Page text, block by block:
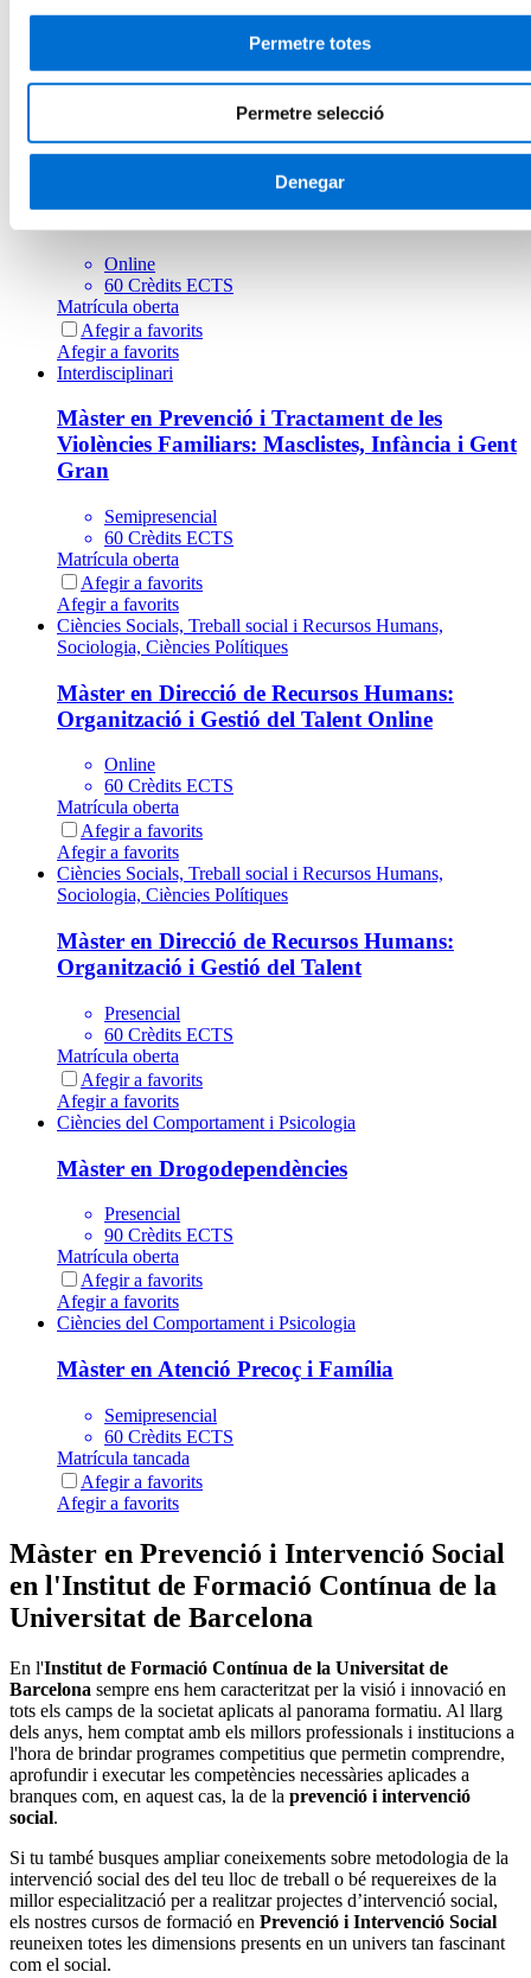
Permetre totes
Permetre selecció
Denegar
Persona i Societat
90 Crèdits ECTS
Afegir a favorits
Màster en Teràpia Familiar Socioeducativa
Online
60 Crèdits ECTS
Matrícula oberta
Afegir a favorits
Afegir a favorits
Interdisciplinari
Màster en Prevenció i Tractament de les
Violències Familiars: Masclistes, Infància i Gent
Gran
Semipresencial
60 Crèdits ECTS
Matrícula oberta
Afegir a favorits
Afegir a favorits
Ciències Socials, Treball social i Recursos Humans,
Sociologia, Ciències Polítiques
Màster en Direcció de Recursos Humans:
Organització i Gestió del Talent Online
Online
60 Crèdits ECTS
Matrícula oberta
Afegir a favorits
Afegir a favorits
Ciències Socials, Treball social i Recursos Humans,
Sociologia, Ciències Polítiques
Màster en Direcció de Recursos Humans:
Organització i Gestió del Talent
Presencial
60 Crèdits ECTS
Matrícula oberta
Afegir a favorits
Afegir a favorits
Ciències del Comportament i Psicologia
Màster en Drogodependències
Presencial
90 Crèdits ECTS
Matrícula oberta
Afegir a favorits
Afegir a favorits
Ciències del Comportament i Psicologia
Màster en Atenció Precoç i Família
Semipresencial
60 Crèdits ECTS
Matrícula tancada
Afegir a favorits
Afegir a favorits
Màster en Prevenció i Intervenció Social
en l'Institut de Formació Contínua de la
Universitat de Barcelona
En l'Institut de Formació Contínua de la Universitat de
Barcelona sempre ens hem caracteritzat per la visió i innovació en
tots els camps de la societat aplicats al panorama formatiu. Al llarg
dels anys, hem comptat amb els millors professionals i institucions a
l'hora de brindar programes competitius que permetin comprendre,
aprofundir i executar les competències necessàries aplicades a
branques com, en aquest cas, la de la prevenció i intervenció
social.
Si tu també busques ampliar coneixements sobre metodologia de la
intervenció social des del teu lloc de treball o bé requereixes de la
millor especialització per a realitzar projectes d’intervenció social,
els nostres cursos de formació en Prevenció i Intervenció Social
reuneixen totes les dimensions presents en un univers tan fascinant
com el social.